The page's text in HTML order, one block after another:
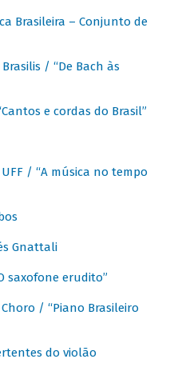
Brasileira – Conjunto de
/ “De Bach às
e cordas do Brasil”
/ “A música no tempo
Gnattali
saxofone erudito”
/ “Piano Brasileiro
do violão